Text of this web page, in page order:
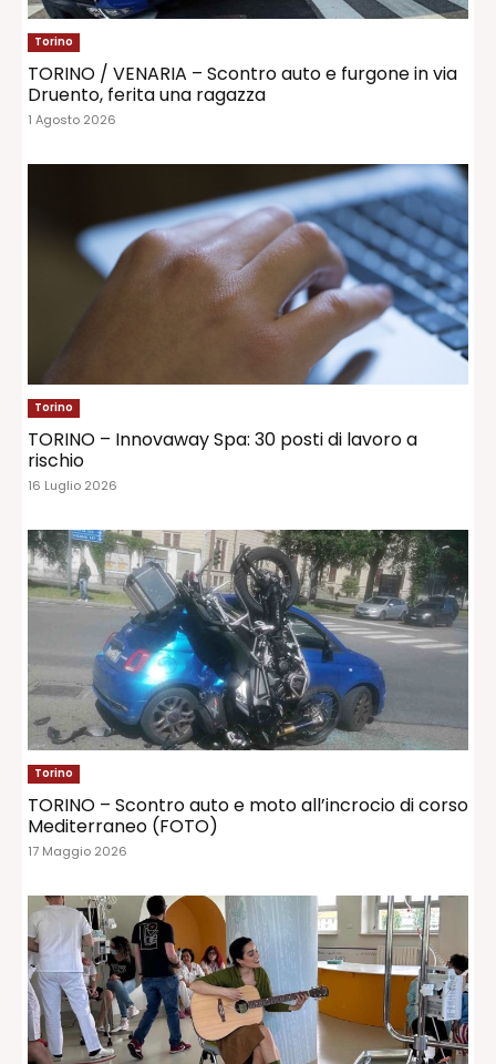
Torino
TORINO / VENARIA – Scontro auto e furgone in via
Druento, ferita una ragazza
1 Agosto 2026
Torino
TORINO – Innovaway Spa: 30 posti di lavoro a
rischio
16 Luglio 2026
Torino
TORINO – Scontro auto e moto all’incrocio di corso
Mediterraneo (FOTO)
17 Maggio 2026